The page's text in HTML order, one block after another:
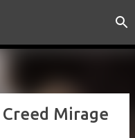
Creed Mirage